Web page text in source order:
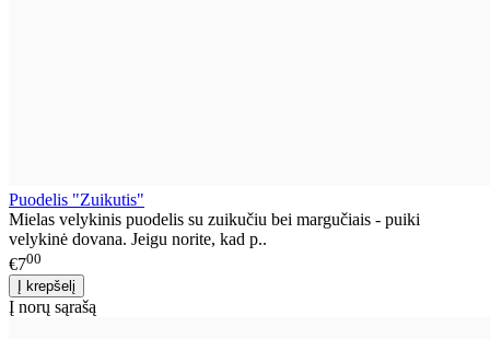
Puodelis "Zuikutis"
Mielas velykinis puodelis su zuikučiu bei margučiais - puiki
velykinė dovana. Jeigu norite, kad p..
€700
Į norų sąrašą